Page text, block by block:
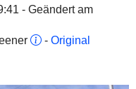
- Geändert am
- Original